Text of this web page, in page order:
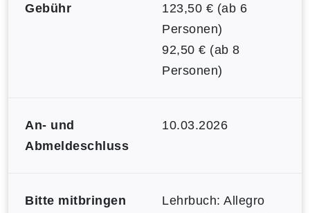
Gebühr
123,50 € (ab 6
Personen)
92,50 € (ab 8
Personen)
An- und
Abmeldeschluss
10.03.2026
Bitte mitbringen
Lehrbuch: Allegro